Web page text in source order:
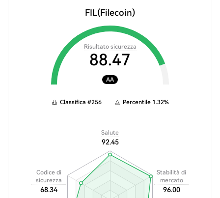
FIL(Filecoin)
Risultato sicurezza
88.47
AA
Classifica #256 Percentile 1.32%
Salute
92.45
Codice di
sicurezza
68.34
Stabilità di
mercato
96.00